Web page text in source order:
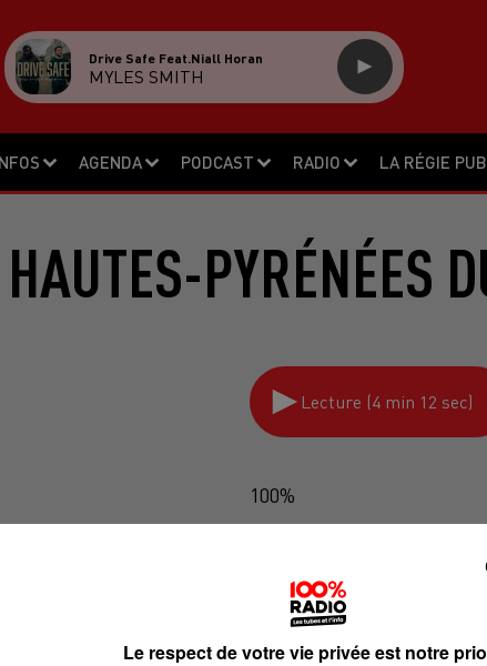
AGENDA PODCAST RADIO LA RÉGIE PUB
Drive Safe Feat.niall Horan
MYLES SMITH
HAUTES-
Lecture (4 min 12 sec)
100%
Le respect de votre vie privée est notre